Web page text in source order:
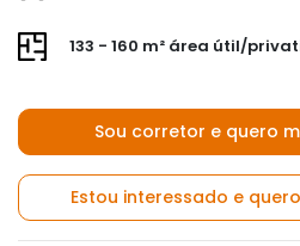
133 - 160 m² área útil/
Sou corretor e quero
Estou interessado e